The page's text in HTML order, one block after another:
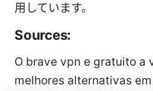
用しています。
Sources:
O brave vpn e gratuito a
melhores alternativas